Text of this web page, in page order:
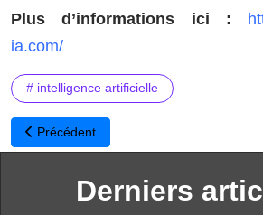
Plus d’informations ici :
ia.com/
# intelligence artificielle
Article précédent : HuggingChat : L’IA
Précédent
Derniers